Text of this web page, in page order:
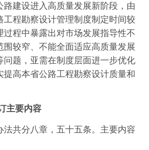
路建设进入高质量发展新阶段，由
工程勘察设计管理制度制定时间较
过程中暴露出对市场发展指导性不
围较窄、不能全面适应高质量发展
问题，亚需在制度层面进一步优化
提高本省公路工程勘察设计质量和
主要内容
法共分八章，五十五条。主要内容